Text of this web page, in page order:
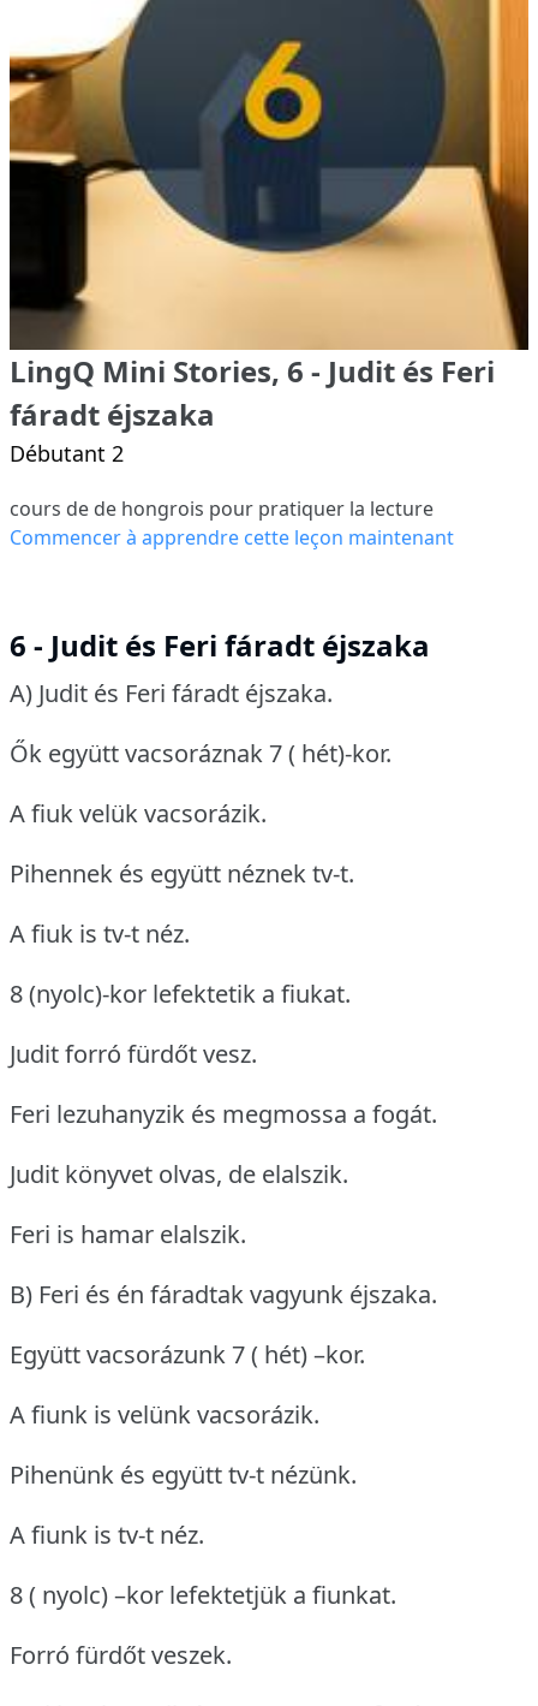
LingQ Mini Stories, 6 - Judit és Feri
fáradt éjszaka
Débutant 2
cours de de hongrois pour pratiquer la lecture
Commencer à apprendre cette leçon maintenant
6 - Judit és Feri fáradt éjszaka
A) Judit és Feri fáradt éjszaka.
Ők együtt vacsoráznak 7 ( hét)-kor.
A fiuk velük vacsorázik.
Pihennek és együtt néznek tv-t.
A fiuk is tv-t néz.
8 (nyolc)-kor lefektetik a fiukat.
Judit forró fürdőt vesz.
Feri lezuhanyzik és megmossa a fogát.
Judit könyvet olvas, de elalszik.
Feri is hamar elalszik.
B) Feri és én fáradtak vagyunk éjszaka.
Együtt vacsorázunk 7 ( hét) –kor.
A fiunk is velünk vacsorázik.
Pihenünk és együtt tv-t nézünk.
A fiunk is tv-t néz.
8 ( nyolc) –kor lefektetjük a fiunkat.
Forró fürdőt veszek.